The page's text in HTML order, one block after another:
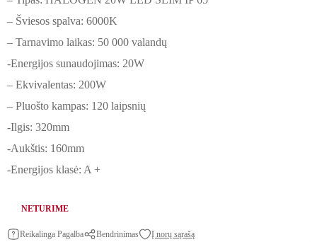
– Šviesos spalva: 6000K
– Tarnavimo laikas: 50 000 valandų
-Energijos sunaudojimas: 20W
– Ekvivalentas: 200W
– Pluošto kampas: 120 laipsnių
-Ilgis: 320mm
-Aukštis: 160mm
-Energijos klasė: A +
NETURIME
Reikalinga Pagalba Bendrinimas Į norų sąrašą